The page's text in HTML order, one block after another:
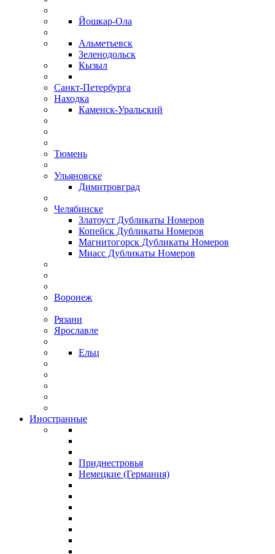
Йошкар-Ола
Альметьевск
Зеленодольск
Кызыл
Санкт-Петербурга
Находка
Каменск-Уральский
Тюмень
Ульяновске
Димитровград
Челябинске
Златоуст Дубликаты Номеров
Копейск Дубликаты Номеров
Магнитогорск Дубликаты Номеров
Миасс Дубликаты Номеров
Воронеж
Рязани
Ярославле
Ельц
Иностранные
Приднестровья
Немецкие (Германия)